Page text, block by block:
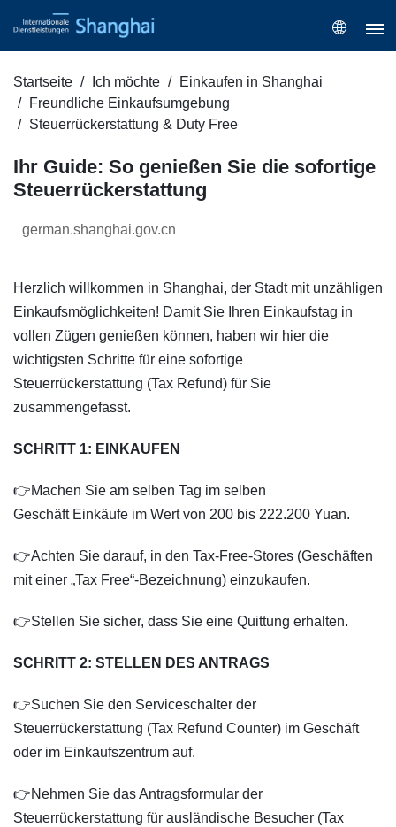
Startseite Ich möchte
Einkaufen in Shanghai
Freundliche Einkaufsumgebung
Steuerrückerstattung & Duty Free
Ihr Guide: So genießen Sie die sofortige
Steuerrückerstattung
german.shanghai.gov.cn
Herzlich willkommen in Shanghai, der Stadt mit unzähligen
Einkaufsmöglichkeiten! Damit Sie Ihren Einkaufstag in
vollen Zügen genießen können, haben wir hier die
wichtigsten Schritte für eine sofortige
Steuerrückerstattung (Tax Refund) für Sie
zusammengefasst.
SCHRITT 1: EINKAUFEN
👉Machen Sie am selben Tag im selben
Geschäft Einkäufe im Wert von 200 bis 222.200 Yuan.
👉Achten Sie darauf, in den Tax-Free-Stores (Geschäften
mit einer „Tax Free“-Bezeichnung) einzukaufen.
👉Stellen Sie sicher, dass Sie eine Quittung erhalten.
SCHRITT 2: STELLEN DES ANTRAGS
👉Suchen Sie den Serviceschalter der
Steuerrückerstattung (Tax Refund Counter) im Geschäft
oder im Einkaufszentrum auf.
👉Nehmen Sie das Antragsformular der
Steuerrückerstattung für ausländische Besucher (Tax